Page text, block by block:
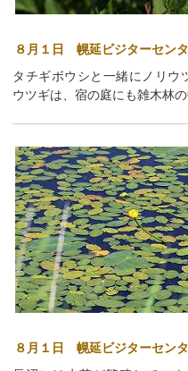
８月１日 幌延ビジターセン
タチギボウシと一緒にノリウ
ウツギは、宿の庭にも雑木林
８月１日 幌延ビジターセン